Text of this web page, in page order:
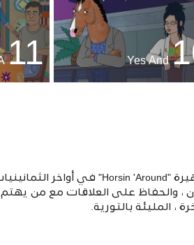
Yes And
11
Escape from L.A.
، والحفاظ على العلاقات مع من
، المليئة بالتورية.